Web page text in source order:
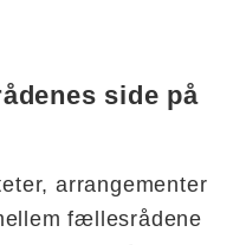
side på
arrangementer
fællesrådene